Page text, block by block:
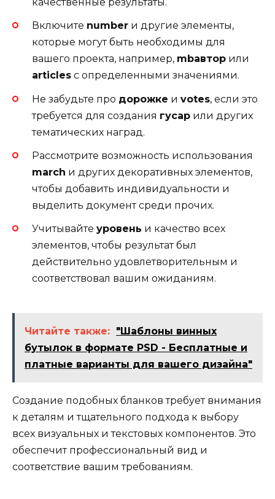
Включите number и другие элементы,
которые могут быть необходимы для
вашего проекта, например, mbавтор или
articles с определенными значениями.
Не забудьте про дорожке и votes, если это
требуется для создания гусар или других
тематических наград.
Рассмотрите возможность использования
march и других декоративных элементов,
чтобы добавить индивидуальности и
выделить документ среди прочих.
Учитывайте уровень и качество всех
элементов, чтобы результат был
действительно удовлетворительным и
соответствовал вашим ожиданиям.
Читайте также: "Шаблоны винных
бутылок в формате PSD - Бесплатные и
платные варианты для вашего дизайна"
Создание подобных бланков требует внимания
к деталям и тщательного подхода к выбору
всех визуальных и текстовых компонентов. Это
обеспечит профессиональный вид и
соответствие вашим требованиям.